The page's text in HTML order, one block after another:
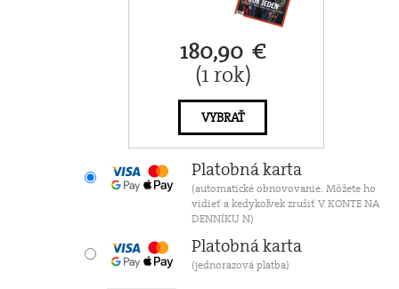
180,90 €
(1 rok)
VYBRAŤ
Platobná karta
(automatické obnovovanie. Môžete ho
vidieť a kedykoľvek zrušiť V KONTE NA
DENNÍKU N)
Platobná karta
(jednorazová platba)